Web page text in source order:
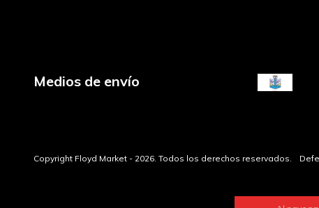
Medios de envío
Copyright Floyd Market - 2026. Todos los derechos reservados.